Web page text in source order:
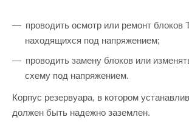
проводить осмотр или ремонт блоков
находящихся под напряжением;
проводить замену блоков или
схему под напряжением.
Корпус резервуара, в котором
должен быть надежно заземлен.